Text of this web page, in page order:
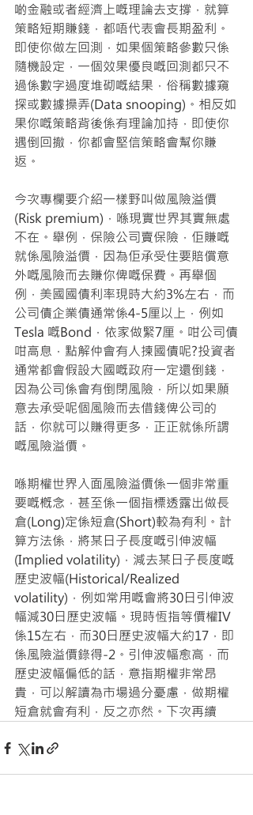
啲金融或者經濟上嘅理論去支撐，就算
策略短期賺錢，都唔代表會長期盈利。
即使你做左回測，如果個策略參數只係
隨機設定，一個效果優良嘅回測都只不
過係數字過度堆砌嘅結果，俗稱數據窺
探或數據操弄(Data snooping)。相反如
果你嘅策略背後係有理論加持，即使你
遇倒回撤，你都會堅信策略會幫你賺
返。
今次專欄要介紹一樣野叫做風險溢價
(Risk premium)，喺現實世界其實無處
不在。舉例，保險公司賣保險，佢賺嘅
就係風險溢價，因為佢承受住要賠償意
外嘅風險而去賺你俾嘅保費。再舉個
例，美國國債利率現時大約3%左右，而
公司債企業債通常係4-5厘以上，例如
Tesla 嘅Bond，依家做緊7厘。咁公司債
咁高息，點解仲會有人揀國債呢?投資者
通常都會假設大國嘅政府一定還倒錢，
因為公司係會有倒閉風險，所以如果願
意去承受呢個風險而去借錢俾公司的
話，你就可以賺得更多，正正就係所謂
嘅風險溢價。
喺期權世界入面風險溢價係一個非常重
要嘅槪念，甚至係一個指標透露出做長
倉(Long)定係短倉(Short)較為有利。計
算方法係，將某日子長度嘅引伸波幅
(Implied volatility)，減去某日子長度嘅
歷史波幅(Historical/Realized
volatility)，例如常用嘅會將30日引伸波
幅減30日歷史波幅。現時恆指等價權IV
係15左右，而30日歷史波幅大約17，即
係風險溢價錄得-2。引伸波幅愈高，而
歷史波幅偏低的話，意指期權非常昂
貴，可以解讀為市場過分憂慮，做期權
短倉就會有利，反之亦然。下次再續